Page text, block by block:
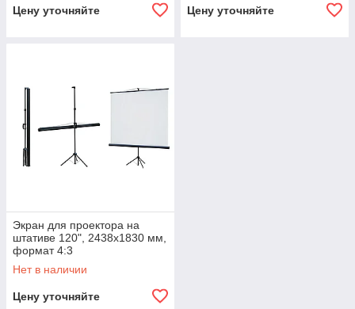
Цену уточняйте Цену уточняйте
Экран для проектора на
штативе 120", 2438х1830 мм,
формат 4:3
Нет в наличии
Цену уточняйте